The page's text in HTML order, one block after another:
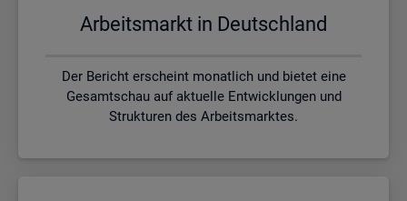
Ar­beits­markt in Deutsch­land
Der Bericht erscheint monatlich und bietet eine
Gesamtschau auf aktuelle Entwicklungen und
Strukturen des Arbeitsmarktes.